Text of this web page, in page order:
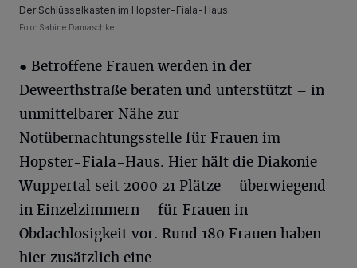
Der Schlüsselkasten im Hopster-Fiala-Haus.
Foto: Sabine Damaschke
● Betroffene Frauen werden in der
Deweerthstraße beraten und unterstützt – in
unmittelbarer Nähe zur
Notübernachtungsstelle für Frauen im
Hopster-Fiala-Haus. Hier hält die Diakonie
Wuppertal seit 2000 21 Plätze – überwiegend
in Einzelzimmern – für Frauen in
Obdachlosigkeit vor. Rund 180 Frauen haben
hier zusätzlich eine